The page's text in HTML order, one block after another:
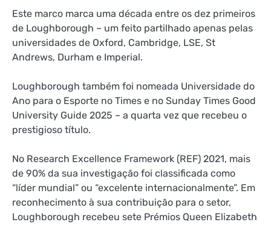
Este marco marca uma década entre os dez primeiros
de Loughborough – um feito partilhado apenas pelas
universidades de Oxford, Cambridge, LSE, St
Andrews, Durham e Imperial.
Loughborough também foi nomeada Universidade do
Ano para o Esporte no Times e no Sunday Times Good
University Guide 2025 – a quarta vez que recebeu o
prestigioso título.
No Research Excellence Framework (REF) 2021, mais
de 90% da sua investigação foi classificada como
“líder mundial” ou “excelente internacionalmente”. Em
reconhecimento à sua contribuição para o setor,
Loughborough recebeu sete Prémios Queen Elizabeth